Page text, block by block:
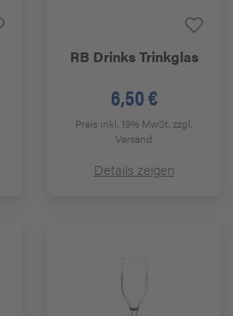
RB DrinksTrinkglas
6,50 €
Preis inkl. 19% MwSt.zzgl.
Versand
Details zeigen